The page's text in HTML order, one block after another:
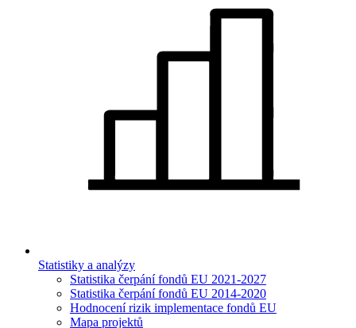
Statistiky a analýzy
Statistika čerpání fondů EU 2021-2027
Statistika čerpání fondů EU 2014-2020
Hodnocení rizik implementace fondů EU
Mapa projektů